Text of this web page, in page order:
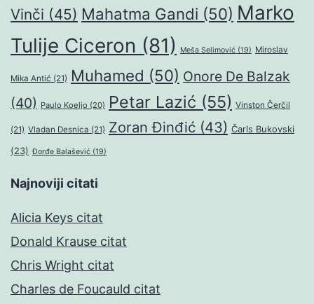
Vinči (45) Mahatma Gandi (50) Marko
Tulije Ciceron (81) Meša Selimović (19) Miroslav
Mika Antić (21) Muhamed (50) Onore De Balzak
(40) Paulo Koeljo (20) Petar Lazić (55) Vinston Čerčil
(21) Vladan Desnica (21) Zoran Đinđić (43) Čarls Bukovski
(23) Đorđe Balašević (19)
Najnoviji citati
Alicia Keys citat
Donald Krause citat
Chris Wright citat
Charles de Foucauld citat